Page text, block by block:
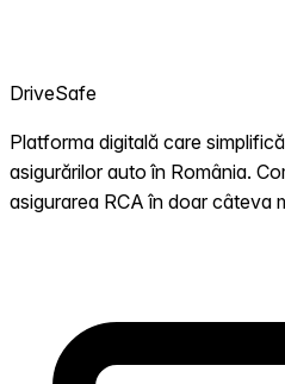
DriveSafe
Platforma digitală care
asigurărilor auto în România.
asigurarea RCA în doar câteva